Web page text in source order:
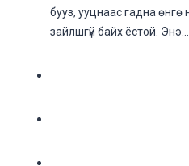
бууз, ууцнаас гадна өнгө
зайлшгүй байх ёстой. Энэ…